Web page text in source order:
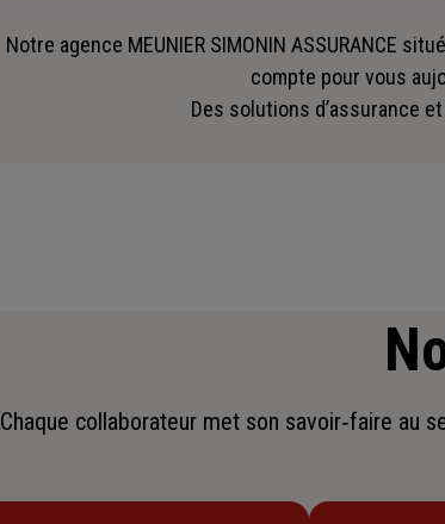
Notre agence MEUNIER SIMONIN ASSURANCE
compte pour vous
Des solutions d’assurance
Chaque collaborateur met son savoir‑faire au